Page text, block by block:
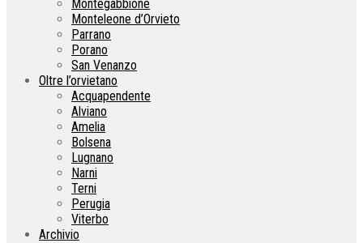
Montegabbione
Monteleone d’Orvieto
Parrano
Porano
San Venanzo
Oltre l’orvietano
Acquapendente
Alviano
Amelia
Bolsena
Lugnano
Narni
Terni
Perugia
Viterbo
Archivio